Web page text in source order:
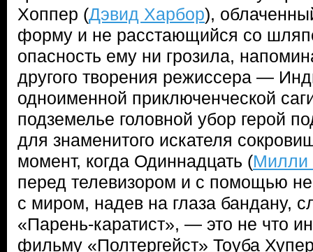
Хоппер (Дэвид Харбор),
форму и не расстающийся со
опасность ему ни грозила,
другого творения режиссера —
одноименной приключенческой
подземелье головной убор герой
для знаменитого искателя
момент, когда Одиннадцать (Милли
перед телевизором и с помощью
с миром, надев на глаза бандану,
«Парень-каратист», — это не что
фильму «Полтергейст» Тоуба